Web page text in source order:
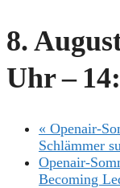
8.
Uhr–
« Openair-
Schlämmer
Openair-
Becoming